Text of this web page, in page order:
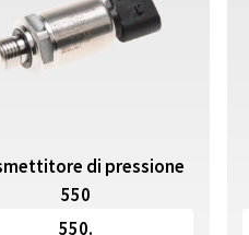
di pressione
550
550.